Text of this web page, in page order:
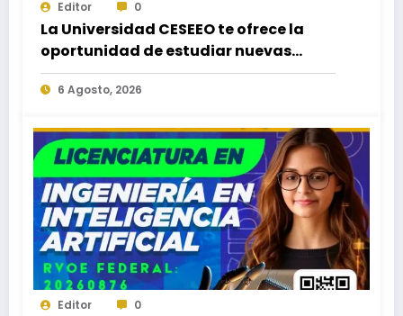
Editor 0
La Universidad CESEEO te ofrece la
oportunidad de estudiar nuevas
Licenciaturas en los Campus Oaxaca,
Puerto Escondido, Ixtepec y en la
6 Agosto, 2026
Editor 0